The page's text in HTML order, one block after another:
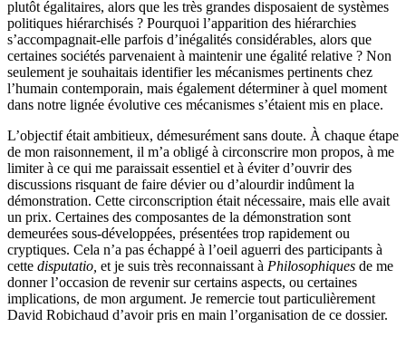
plutôt égalitaires, alors que les très grandes disposaient de systèmes
politiques hiérarchisés ? Pourquoi l’apparition des hiérarchies
s’accompagnait-elle parfois d’inégalités considérables, alors que
certaines sociétés parvenaient à maintenir une égalité relative ? Non
seulement je souhaitais identifier les mécanismes pertinents chez
l’humain contemporain, mais également déterminer à quel moment
dans notre lignée évolutive ces mécanismes s’étaient mis en place.
L’objectif était ambitieux, démesurément sans doute. À chaque étape
de mon raisonnement, il m’a obligé à circonscrire mon propos, à me
limiter à ce qui me paraissait essentiel et à éviter d’ouvrir des
discussions risquant de faire dévier ou d’alourdir indûment la
démonstration. Cette circonscription était nécessaire, mais elle avait
un prix. Certaines des composantes de la démonstration sont
demeurées sous-développées, présentées trop rapidement ou
cryptiques. Cela n’a pas échappé à l’oeil aguerri des participants à
cette disputatio, et je suis très reconnaissant à Philosophiques de me
donner l’occasion de revenir sur certains aspects, ou certaines
implications, de mon argument. Je remercie tout particulièrement
David Robichaud d’avoir pris en main l’organisation de ce dossier.